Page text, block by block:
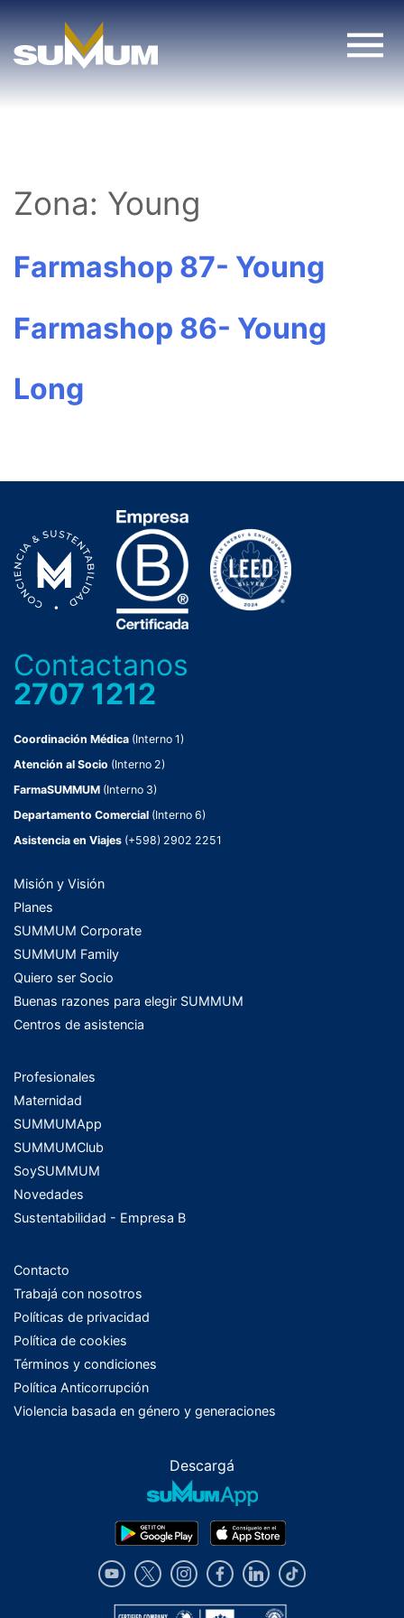
content
Zona: Young
Farmashop 87- Young
Farmashop 86- Young
Long
Contactanos
2707 1212
Coordinación Médica (Interno 1)
Atención al Socio (Interno 2)
FarmaSUMMUM (Interno 3)
Departamento Comercial (Interno 6)
Asistencia en Viajes (+598) 2902 2251
Misión y Visión
Planes
SUMMUM Corporate
SUMMUM Family
Quiero ser Socio
Buenas razones para elegir SUMMUM
Centros de asistencia
Profesionales
Maternidad
SUMMUMApp
SUMMUMClub
SoySUMMUM
Novedades
Sustentabilidad - Empresa B
Contacto
Trabajá con nosotros
Políticas de privacidad
Política de cookies
Términos y condiciones
Política Anticorrupción
Violencia basada en género y generaciones
Descargá